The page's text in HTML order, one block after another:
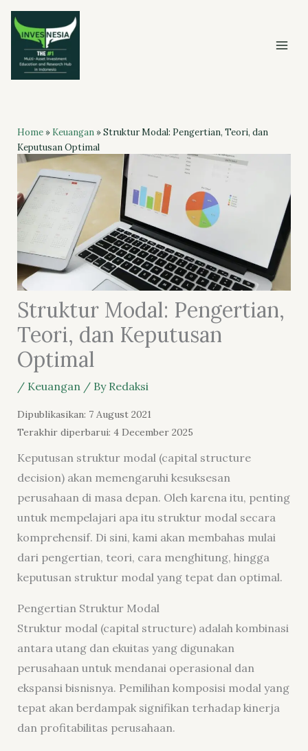
Skip
content
Home» Keuangan»Struktur Modal: Pengertian, Teori, dan
Keputusan Optimal
Struktur Modal: Pengertian,
Teori, dan Keputusan
Optimal
/ Keuangan/ By Redaksi
Dipublikasikan: 7 August 2021
Terakhir diperbarui: 4 December 2025
Keputusan struktur modal (capital structure
decision) akan memengaruhi kesuksesan
perusahaan di masa depan. Oleh karena itu, penting
untuk mempelajari apa itu struktur modal secara
komprehensif. Di sini, kami akan membahas mulai
dari pengertian, teori, cara menghitung, hingga
keputusan struktur modal yang tepat dan optimal.
Pengertian Struktur Modal
Struktur modal (capital structure) adalah kombinasi
antara utang dan ekuitas yang digunakan
perusahaan untuk mendanai operasional dan
ekspansi bisnisnya. Pemilihan komposisi modal yang
tepat akan berdampak signifikan terhadap kinerja
dan profitabilitas perusahaan.